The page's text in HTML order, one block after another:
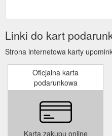
Linki do kart
Strona internetowa karty
Oficjalna karta
podarunkowa
Karta zakupu online